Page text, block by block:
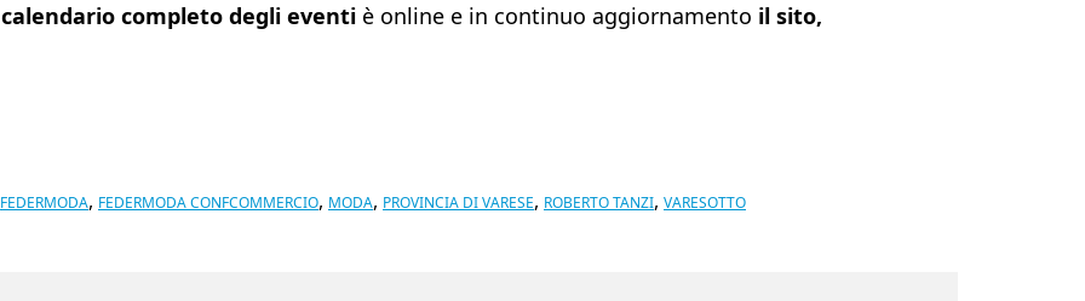
calendario completo degli eventi è online e in continuo aggiornamento il sito,
FEDERMODA, FEDERMODA CONFCOMMERCIO, MODA, PROVINCIA DI VARESE, ROBERTO TANZI, VARESOTTO